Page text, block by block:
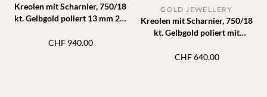
Kreolen mit Scharnier, 750/18
kt. Gelbgold poliert 13 mm 2,4
CHF940.00
Kreolen mit Scharnier, 750/18
kt. Gelbgold poliert mit
GOLD JEWELLERY
CHF640.00